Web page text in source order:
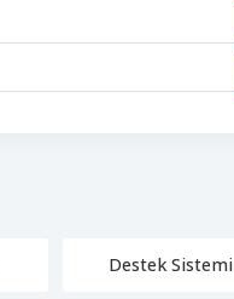
Destek Sistemi